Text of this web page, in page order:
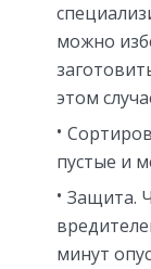
можно
этом
пустые и
Защита.
минут